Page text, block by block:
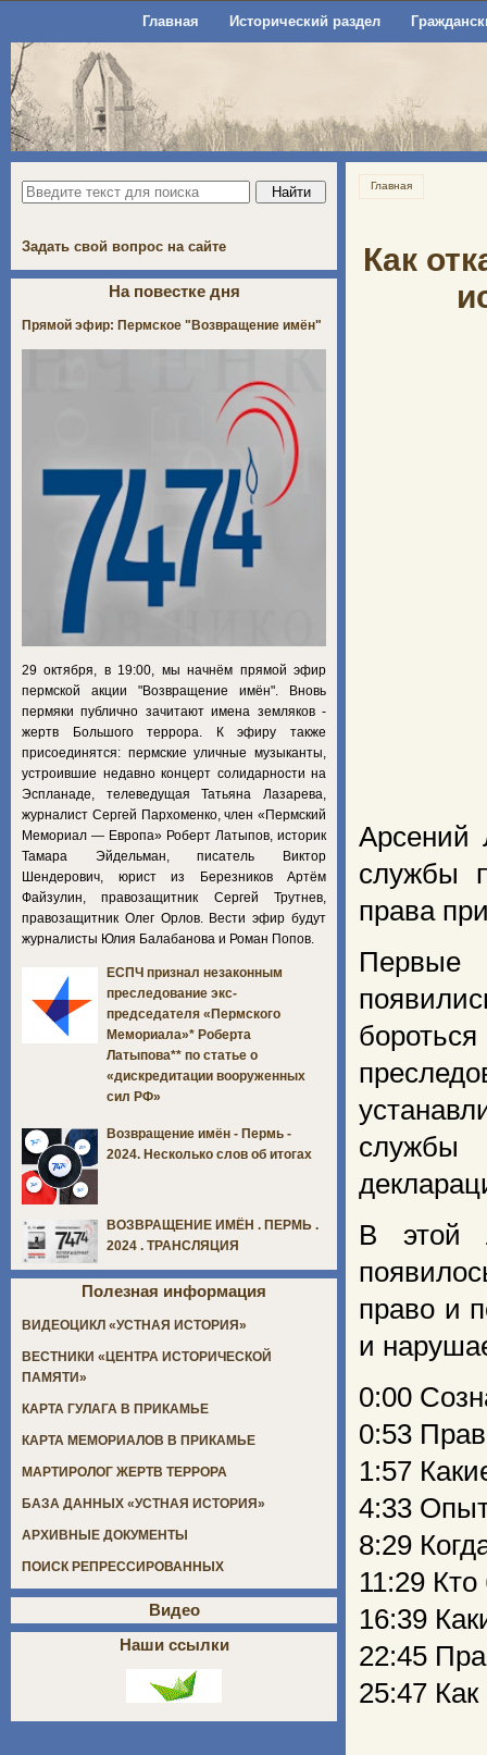
Главная Исторический раздел
Главная
Как
Арсений
службы
права
Первые
службы
В этой
право и
и
0:00
0:53
1:57
4:33
8:29
11:29
16:39
22:45
25:47
Задать свой вопрос на сайте
На повестке дня
Прямой эфир: Пермское "Возвращение имён"
29 октября, в 19:00, мы начнём прямой эфир
пермской акции "Возвращение имён". Вновь
пермяки публично зачитают имена земляков -
жертв Большого террора. К эфиру также
присоединятся: пермские уличные музыканты,
устроившие недавно концерт солидарности на
Эспланаде, телеведущая Татьяна Лазарева,
журналист Сергей Пархоменко, член «Пермский
Мемориал — Европа» Роберт Латыпов, историк
Тамара Эйдельман, писатель Виктор
Шендерович, юрист из Березников Артём
Файзулин, правозащитник Сергей Трутнев,
правозащитник Олег Орлов. Вести эфир будут
журналисты Юлия Балабанова и Роман Попов.
ЕСПЧ признал незаконным
преследование экс-
председателя «Пермского
Мемориала»* Роберта
Латыпова** по статье о
«дискредитации вооруженных
сил РФ»
Возвращение имён - Пермь -
2024. Несколько слов об итогах
ВОЗВРАЩЕНИЕ ИМЁН . ПЕРМЬ .
2024 . ТРАНСЛЯЦИЯ
Полезная информация
ВИДЕОЦИКЛ «УСТНАЯ ИСТОРИЯ»
ВЕСТНИКИ «ЦЕНТРА ИСТОРИЧЕСКОЙ
ПАМЯТИ»
КАРТА ГУЛАГА В ПРИКАМЬЕ
КАРТА МЕМОРИАЛОВ В ПРИКАМЬЕ
МАРТИРОЛОГ ЖЕРТВ ТЕРРОРА
БАЗА ДАННЫХ «УСТНАЯ ИСТОРИЯ»
АРХИВНЫЕ ДОКУМЕНТЫ
ПОИСК РЕПРЕССИРОВАННЫХ
Видео
Наши ссылки